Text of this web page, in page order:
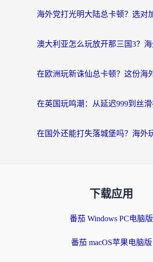
下载应用
番茄 Windows PC电脑版
番茄 macOS苹果电脑版